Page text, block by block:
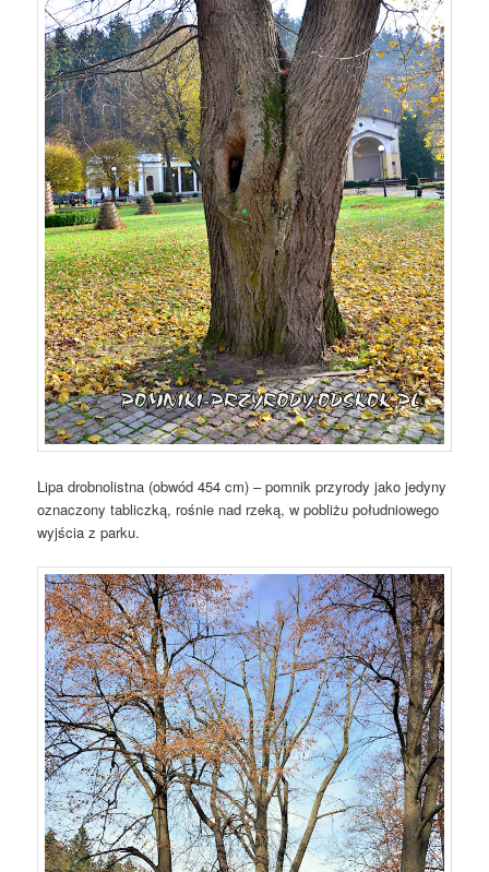
Lipa drobnolistna (obwód 454 cm) – pomnik przyrody jako jedyny
oznaczony tabliczką, rośnie nad rzeką, w pobliżu południowego
wyjścia z parku.